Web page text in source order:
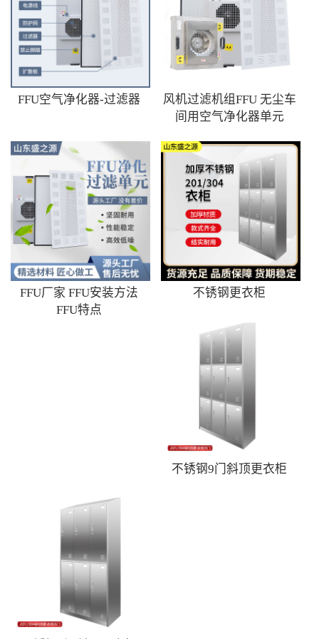
FFU空气净化器-过滤器
风机过滤机组FFU 无尘车
间用空气净化器单元
FFU厂家 FFU安装方法
FFU特点
不锈钢更衣柜
不锈钢9门斜顶更衣柜